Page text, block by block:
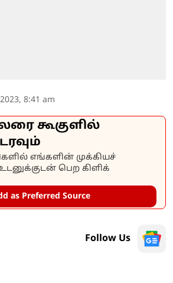
8:41 am
கூகுளில்
எங்களின் முக்கியச்
பெற கிளிக்
as Preferred Source
Follow Us